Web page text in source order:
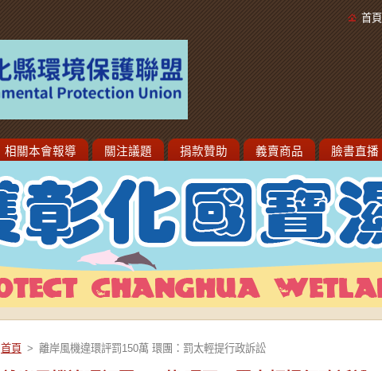
首頁
相關本會報導 關注議題 捐款贊助 義賣商品 臉書直播
首頁 > 離岸風機違環評罰150萬 環團：罰太輕提行政訴訟